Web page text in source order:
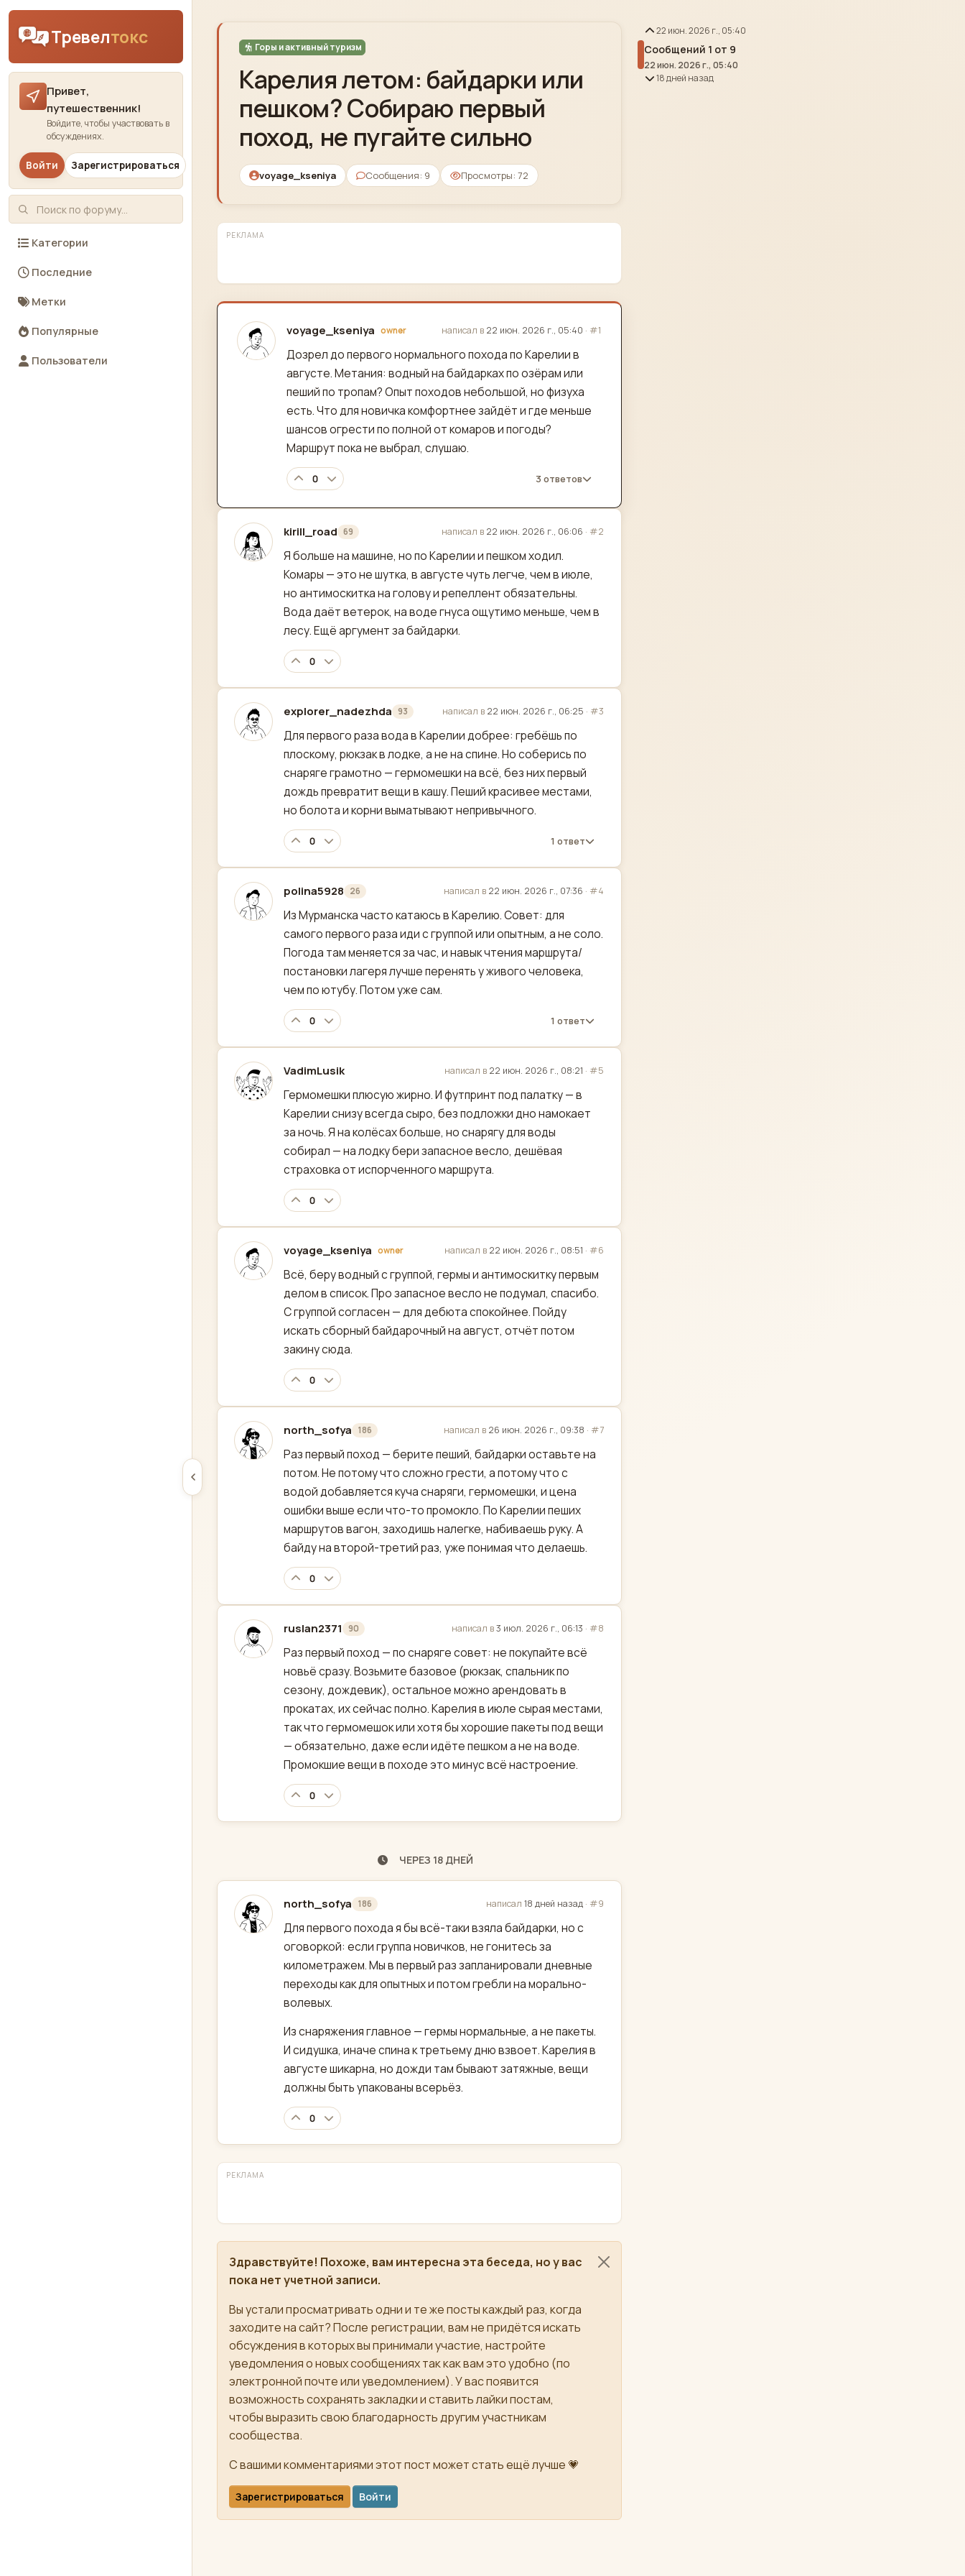
Skip to content
Тревелтокс
Привет,
путешественник!
Войдите, чтобы участвовать в
обсуждениях.
Войти Зарегистрироваться
Категории
Последние
Метки
Популярные
Пользователи
Горы и активный туризм
Карелия летом: байдарки или
пешком? Собираю первый
поход, не пугайте сильно
voyage_kseniya Сообщения: 9 Просмотры: 72
РЕКЛАМА
voyage_kseniya owner
отредактировано написал в 22 июн. 2026 г., 05:40 · #1
Дозрел до первого нормального похода по Карелии в
августе. Метания: водный на байдарках по озёрам или
пеший по тропам? Опыт походов небольшой, но физуха
есть. Что для новичка комфортнее зайдёт и где меньше
шансов огрести по полной от комаров и погоды?
Маршрут пока не выбрал, слушаю.
0 3 ответов
kirill_road 69
отредактировано написал в 22 июн. 2026 г., 06:06 · #2
Я больше на машине, но по Карелии и пешком ходил.
Комары — это не шутка, в августе чуть легче, чем в июле,
но антимоскитка на голову и репеллент обязательны.
Вода даёт ветерок, на воде гнуса ощутимо меньше, чем в
лесу. Ещё аргумент за байдарки.
0
explorer_nadezhda 93
отредактировано написал в 22 июн. 2026 г., 06:25 · #3
Для первого раза вода в Карелии добрее: гребёшь по
плоскому, рюкзак в лодке, а не на спине. Но соберись по
снаряге грамотно — гермомешки на всё, без них первый
дождь превратит вещи в кашу. Пеший красивее местами,
но болота и корни выматывают непривычного.
0 1 ответ
polina5928 26
отредактировано написал в 22 июн. 2026 г., 07:36 · #4
Из Мурманска часто катаюсь в Карелию. Совет: для
самого первого раза иди с группой или опытным, а не соло.
Погода там меняется за час, и навык чтения маршрута/
постановки лагеря лучше перенять у живого человека,
чем по ютубу. Потом уже сам.
0 1 ответ
VadimLusik
отредактировано написал в 22 июн. 2026 г., 08:21 · #5
Гермомешки плюсую жирно. И футпринт под палатку — в
Карелии снизу всегда сыро, без подложки дно намокает
за ночь. Я на колёсах больше, но снарягу для воды
собирал — на лодку бери запасное весло, дешёвая
страховка от испорченного маршрута.
0
voyage_kseniya owner
отредактировано написал в 22 июн. 2026 г., 08:51 · #6
Всё, беру водный с группой, гермы и антимоскитку первым
делом в список. Про запасное весло не подумал, спасибо.
С группой согласен — для дебюта спокойнее. Пойду
искать сборный байдарочный на август, отчёт потом
закину сюда.
0
north_sofya 186
отредактировано написал в 26 июн. 2026 г., 09:38 · #7
Раз первый поход — берите пеший, байдарки оставьте на
потом. Не потому что сложно грести, а потому что с
водой добавляется куча снаряги, гермомешки, и цена
ошибки выше если что-то промокло. По Карелии пеших
маршрутов вагон, заходишь налегке, набиваешь руку. А
байду на второй-третий раз, уже понимая что делаешь.
0
ruslan2371 90
отредактировано написал в3 июл. 2026 г., 06:13 · #8
Раз первый поход — по снаряге совет: не покупайте всё
новьё сразу. Возьмите базовое (рюкзак, спальник по
сезону, дождевик), остальное можно арендовать в
прокатах, их сейчас полно. Карелия в июле сырая местами,
так что гермомешок или хотя бы хорошие пакеты под вещи
— обязательно, даже если идёте пешком а не на воде.
Промокшие вещи в походе это минус всё настроение.
0
ЧЕРЕЗ 18 ДНЕЙ
north_sofya 186
отредактировано написал18 дней назад · #9
Для первого похода я бы всё-таки взяла байдарки, но с
оговоркой: если группа новичков, не гонитесь за
километражем. Мы в первый раз запланировали дневные
переходы как для опытных и потом гребли на морально-
волевых.
Из снаряжения главное — гермы нормальные, а не пакеты.
И сидушка, иначе спина к третьему дню взвоет. Карелия в
августе шикарна, но дожди там бывают затяжные, вещи
должны быть упакованы всерьёз.
0
РЕКЛАМА
Здравствуйте! Похоже, вам интересна эта беседа, но у вас
пока нет учетной записи.
Вы устали просматривать одни и те же посты каждый раз, когда
заходите на сайт? После регистрации, вам не придётся искать
обсуждения в которых вы принимали участие, настройте
уведомления о новых сообщениях так как вам это удобно (по
электронной почте или уведомлением). У вас появится
возможность сохранять закладки и ставить лайки постам,
чтобы выразить свою благодарность другим участникам
сообщества.
С вашими комментариями этот пост может стать ещё лучше 💗
Зарегистрироваться Войти
22 июн. 2026 г., 05:40
Сообщений 1 от 9
22 июн. 2026 г., 05:40
18 дней назад